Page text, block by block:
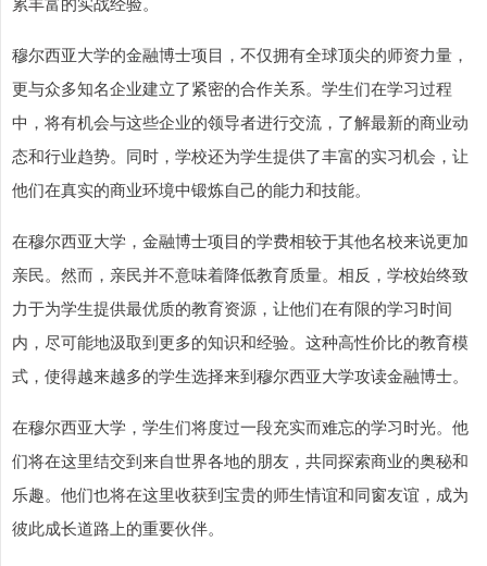
穆尔西亚大学的金融博士项目，不仅拥有全球顶尖的师资力量，
更与众多知名企业建立了紧密的合作关系。学生们在学习过程
中，将有机会与这些企业的领导者进行交流，了解最新的商业动
态和行业趋势。同时，学校还为学生提供了丰富的实习机会，让
他们在真实的商业环境中锻炼自己的能力和技能。
在穆尔西亚大学，金融博士项目的学费相较于其他名校来说更加
亲民。然而，亲民并不意味着降低教育质量。相反，学校始终致
力于为学生提供最优质的教育资源，让他们在有限的学习时间
内，尽可能地汲取到更多的知识和经验。这种高性价比的教育模
式，使得越来越多的学生选择来到穆尔西亚大学攻读金融博士。
在穆尔西亚大学，学生们将度过一段充实而难忘的学习时光。他
们将在这里结交到来自世界各地的朋友，共同探索商业的奥秘和
乐趣。他们也将在这里收获到宝贵的师生情谊和同窗友谊，成为
彼此成长道路上的重要伙伴。